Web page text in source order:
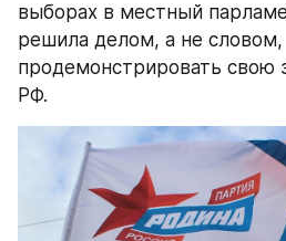
выборах в местный
решила делом, а не словом,
продемонстрировать свою
РФ.